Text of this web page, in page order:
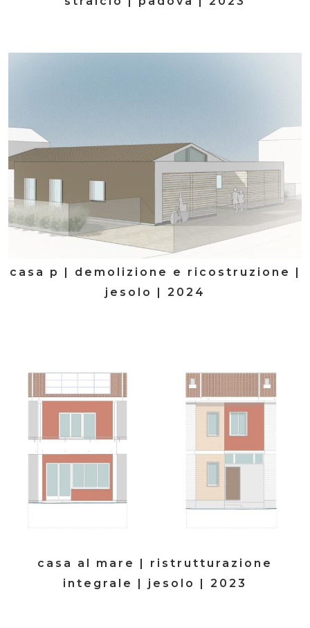
casa p | demolizione e ricostruzione |
jesolo | 2024
casa al mare | ristrutturazione
integrale | jesolo | 2023